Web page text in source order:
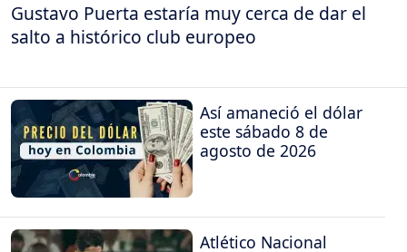
Gustavo Puerta estaría muy cerca de dar el
salto a histórico club europeo
Así amaneció el dólar
este sábado 8 de
agosto de 2026
Atlético Nacional